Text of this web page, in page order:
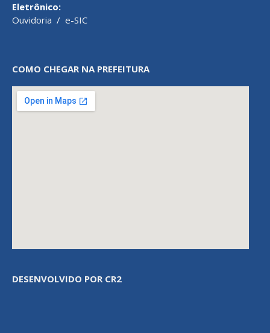
Eletrônico:
Ouvidoria / e-SIC
COMO CHEGAR NA PREFEITURA
DESENVOLVIDO POR CR2